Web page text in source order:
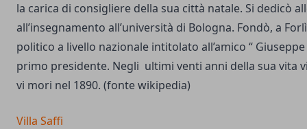
la carica di consigliere della sua città natale. Si dedicò
all’insegnamento all’università di Bologna. Fondò, a
politico a livello nazionale intitolato all’amico “
primo presidente. Negli ultimi venti anni della sua vita
vi mori nel 1890. (fonte wikipedia)
Villa Saffi